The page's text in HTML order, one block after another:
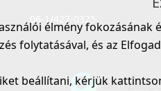
06-1/427-0325
élmény
folytatásával, és az
beállítani, kérjük